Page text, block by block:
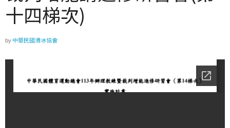
十四梯次)
by中華民國滑冰協會